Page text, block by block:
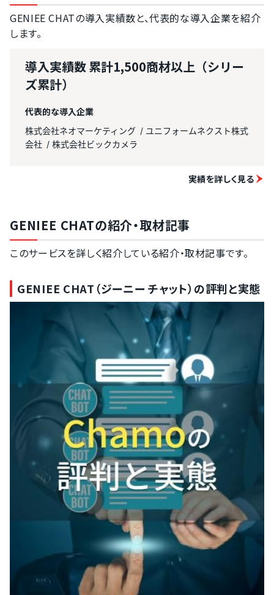
GENIEE CHATの導入実績数と、代表的な導入企業を紹介
します。
導入実績数累計1,500商材以上（シリー
ズ累計）
代表的な導入企業
株式会社ネオマーケティング
ユニフォームネクスト株式
会社
株式会社ビックカメラ
実績を詳しく見る
GENIEE CHATの紹介・取材記事
このサービスを詳しく紹介している紹介・取材記事です。
GENIEE CHAT（ジーニー チャット）の評判と実態